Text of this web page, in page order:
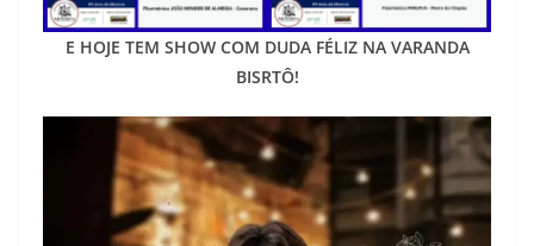
E HOJE TEM SHOW COM DUDA FÉLIZ NA VARANDA
BISRTÔ!